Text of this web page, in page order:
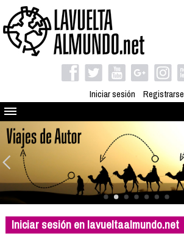
Iniciar sesión Registrarse
Quienes somos
El proyecto
Blog
Viaja con nosotros
Camino solidario
Libros
Iniciar sesión en lavueltaalmundo.net